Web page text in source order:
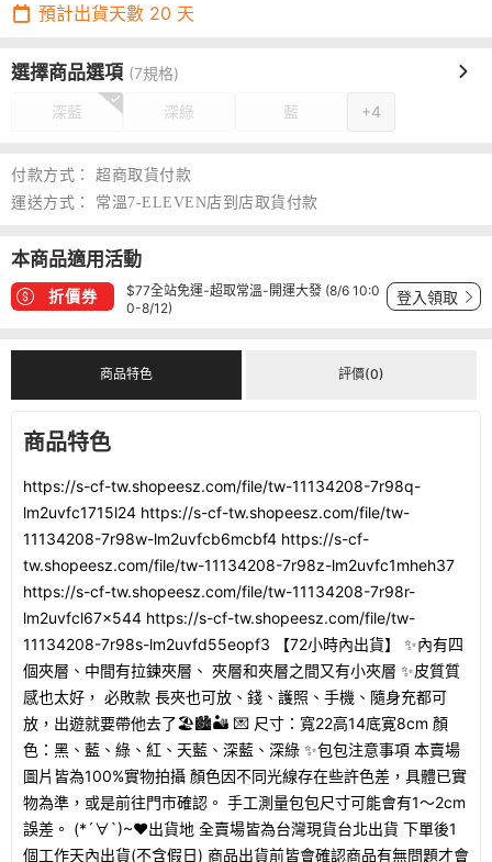
預計出貨天數 20 天
選擇商品選項 (7規格)
深藍 深綠 藍 +4
付款方式：
超商取貨付款
運送方式：
常溫7-ELEVEN店到店取貨付款
本商品適用活動
折價券
$77全站免運-超取常溫-開運大發 (8/6 10:0
0-8/12)
登入領取
商品特色 評價(0)
商品特色
https://s-cf-tw.shopeesz.com/file/tw-11134208-7r98q-
lm2uvfc1715l24 https://s-cf-tw.shopeesz.com/file/tw-
11134208-7r98w-lm2uvfcb6mcbf4 https://s-cf-
tw.shopeesz.com/file/tw-11134208-7r98z-lm2uvfc1mheh37
https://s-cf-tw.shopeesz.com/file/tw-11134208-7r98r-
lm2uvfcl67x544 https://s-cf-tw.shopeesz.com/file/tw-
11134208-7r98s-lm2uvfd55eopf3 【72小時內出貨】 ✨內有四
個夾層、中間有拉鍊夾層、 夾層和夾層之間又有小夾層 ✨皮質質
感也太好， 必敗款 長夾也可放、錢、護照、手機、隨身充都可
放，出遊就要帶他去了🏖️🏙️🏜️ 💌 尺寸：寬22高14底寛8cm 顏
色：黑、藍、綠、紅、天藍、深藍、深綠 ✨包包注意事項 本賣場
圖片皆為100%實物拍攝 顏色因不同光線存在些許色差，具體已實
物為準，或是前往門市確認。 手工測量包包尺寸可能會有1～2cm
誤差。 (*´∀`)~♥出貨地 全賣場皆為台灣現貨台北出貨 下單後1
個工作天內出貨(不含假日) 商品出貨前皆會確認商品有無問題才會